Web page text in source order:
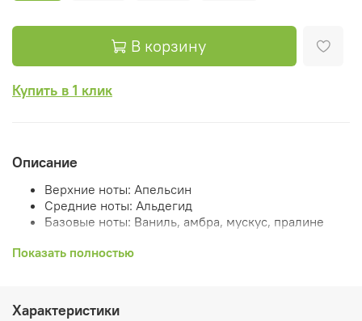
В корзину
Купить в 1 клик
Описание
Верхние ноты: Апельсин
Средние ноты: Альдегид
Базовые ноты: Ваниль, амбра, мускус, пралине
Растворимость: жирорастворим.
Растительные воски и парафин используется до 10%
Показать полностью
Характеристики